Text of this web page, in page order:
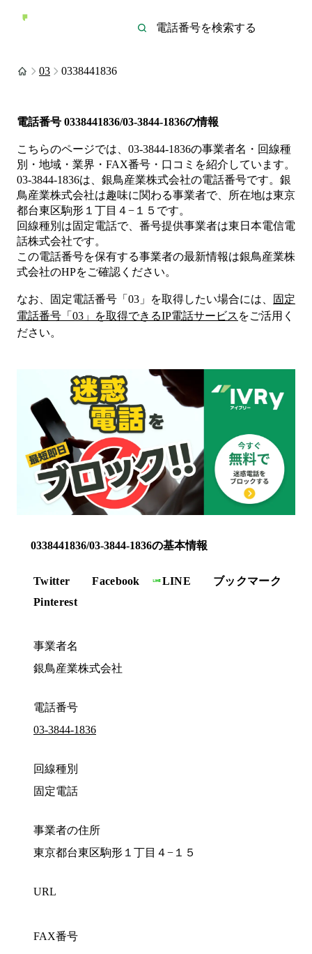
03 0338441836
電話番号 0338441836/03-3844-1836の情報
こちらのページでは、 03-3844-1836の事業者名・回線種
別・地域・業界・FAX番号・口コミを紹介しています。
03-3844-1836は、 銀鳥産業株式会社の電話番号です。 銀
鳥産業株式会社は趣味に関わる事業者で、所在地は東京
都台東区駒形１丁目４−１５ です。
回線種別は固定電話で、番号提供事業者は東日本電信電
話株式会社です。
この電話番号を保有する事業者の最新情報は銀鳥産業株
式会社のHPをご確認ください。
なお、固定電話番号「 03 」を取得したい場合には、
固定
電話番号「 03 」を取得できるIP電話サービス をご活用く
ださい。
0338441836/03-3844-1836の基本情報
Twitter Facebook LINE
ブックマーク
Pinterest
事業者名
銀鳥産業株式会社
電話番号
03-3844-1836
回線種別
固定電話
事業者の住所
東京都台東区駒形１丁目４−１５
URL
FAX番号